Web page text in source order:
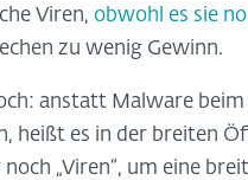
Viren, obwohl es sie
zu wenig Gewinn.
anstatt Malware beim
heißt es in der breiten
„Viren“, um eine